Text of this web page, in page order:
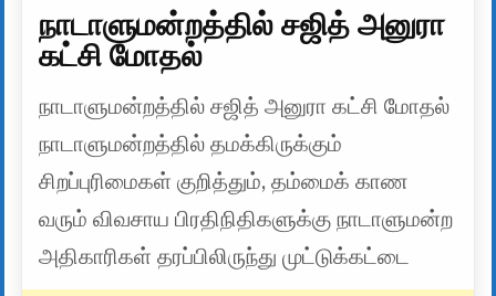
நாடாளுமன்றத்தில் சஜித் அனுரா
கட்சி மோதல்
நாடாளுமன்றத்தில் சஜித் அனுரா கட்சி மோதல்
நாடாளுமன்றத்தில் தமக்கிருக்கும்
சிறப்புரிமைகள் குறித்தும், தம்மைக் காண
வரும் விவசாய பிரதிநிதிகளுக்கு நாடாளுமன்ற
அதிகாரிகள் தரப்பிலிருந்து முட்டுக்கட்டை